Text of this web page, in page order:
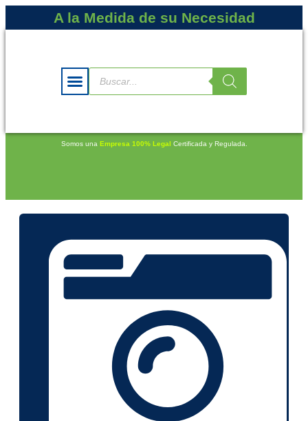
A la Medida de su Necesidad
Somos una Empresa 100% Legal Certificada y Regulada.